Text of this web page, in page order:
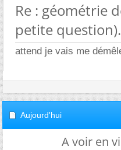
Re : géométrie
petite
attend je vais me
Aujourd'hui
A voir en